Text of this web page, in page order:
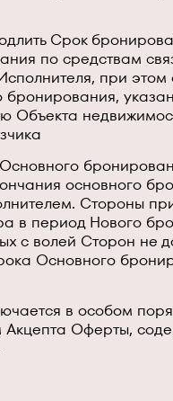
Срок
по средствам
при
основного
Стороны
в период Нового
с волей Сторон
Основного
в особом
Оферты,